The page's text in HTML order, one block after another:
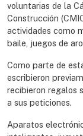
voluntarias de la
Construcción
actividades como
baile, juegos de
Como parte de
escribieron
recibieron regalos
a sus peticiones.
Aparatos